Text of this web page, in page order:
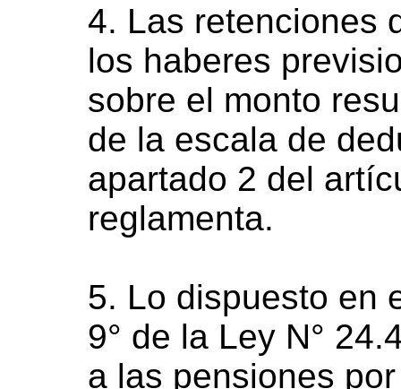
4. Las retenciones
los haberes
sobre el monto
de la escala de
apartado 2 del
reglamenta.
5. Lo dispuesto en
9° de la Ley N°
a las pensiones